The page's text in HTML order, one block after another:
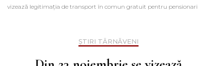
vizează legitimația de transport în comun gratuit pentru pensionari
ȘTIRI TÂRNĂVENI